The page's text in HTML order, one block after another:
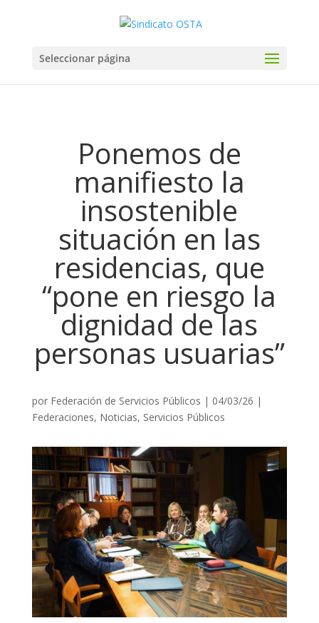
Seleccionar página
Ponemos de
manifiesto la
insostenible
situación en las
residencias, que
“pone en riesgo la
dignidad de las
personas usuarias”
por Federación de Servicios Públicos | 04/03/26 |
Federaciones, Noticias, Servicios Públicos